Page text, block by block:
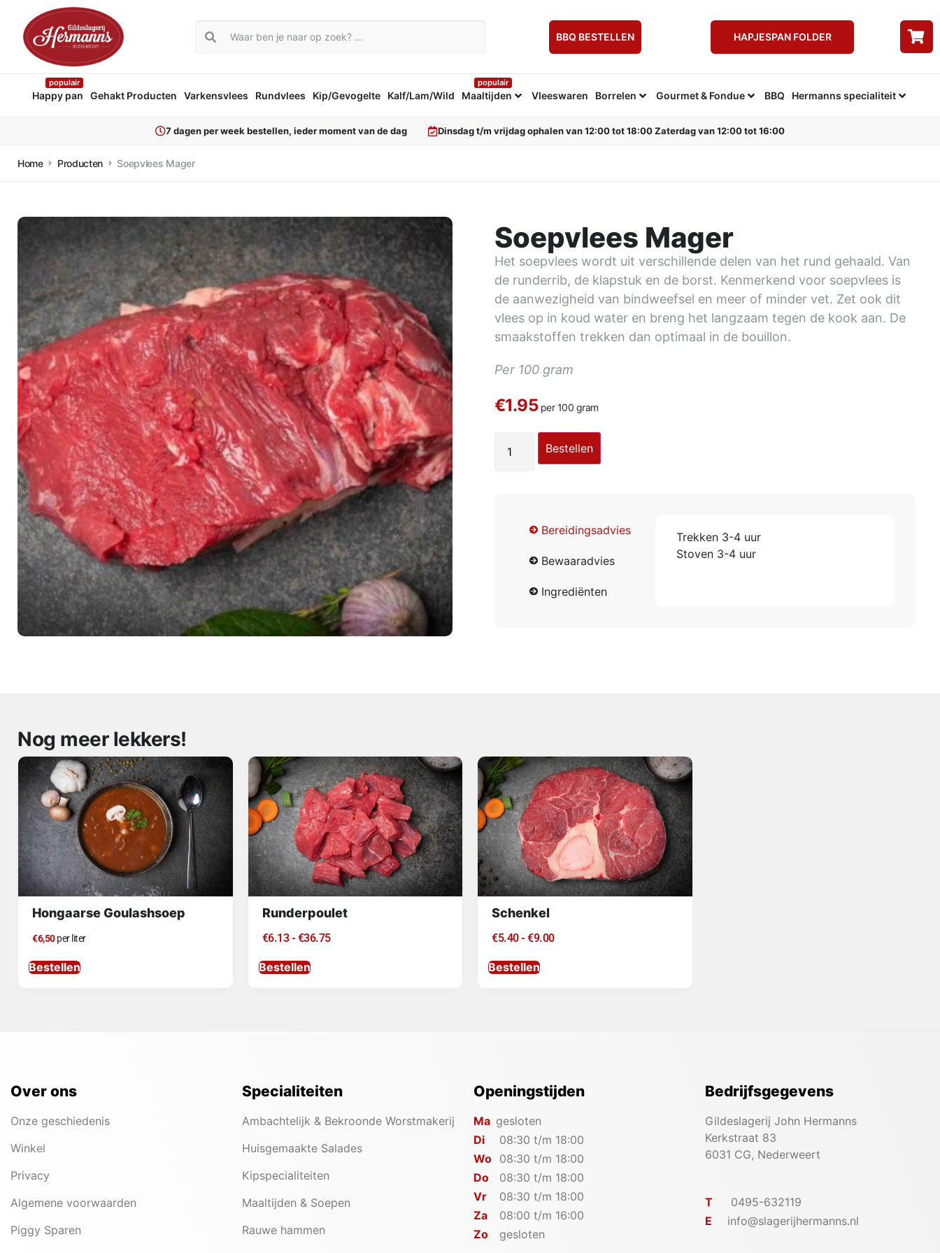
BBQ BESTELLEN HAPJESPAN FOLDER
Happy pan
populair
Gehakt Producten Varkensvlees Rundvlees Kip/Gevogelte Kalf/Lam/Wild Maaltijden
populair
Vleeswaren Borrelen Gourmet & Fondue BBQ Hermanns specialiteit
7 dagen per week bestellen, ieder moment van de dag Dinsdag t/m vrijdag ophalen van 12:00 tot 18:00 Zaterdag van 12:00 tot 16:00
Home Producten Soepvlees Mager
Soepvlees Mager
Het soepvlees wordt uit verschillende delen van het rund gehaald. Van
de runderrib, de klapstuk en de borst. Kenmerkend voor soepvlees is
de aanwezigheid van bindweefsel en meer of minder vet. Zet ook dit
vlees op in koud water en breng het langzaam tegen de kook aan. De
smaakstoffen trekken dan optimaal in de bouillon.
Per 100 gram
€1.95per 100 gram
Bestellen
Bereidingsadvies
Bewaaradvies
Ingrediënten
Trekken 3-4 uur
Stoven 3-4 uur
Nog meer lekkers!
Hongaarse Goulashsoep
€6,50per liter
Bestellen
Runderpoulet
€6.13 - €36.75
Bestellen
Schenkel
€5.40- €9.00
Bestellen
Over ons
Onze geschiedenis
Winkel
Privacy
Algemene voorwaarden
Piggy Sparen
Specialiteiten
Ambachtelijk & Bekroonde Worstmakerij
Huisgemaakte Salades
Kipspecialiteiten
Maaltijden & Soepen
Rauwe hammen
Openingstijden
Ma gesloten
Di
08:30 t/m 18:00
Wo 08:30 t/m 18:00
Do
08:30 t/m 18:00
Vr
08:30 t/m 18:00
Za
08:00 t/m 16:00
Zo
gesloten
Bedrijfsgegevens
Gildeslagerij John Hermanns
Kerkstraat 83
6031 CG, Nederweert
T
0495-632119
E
info@slagerijhermanns.nl